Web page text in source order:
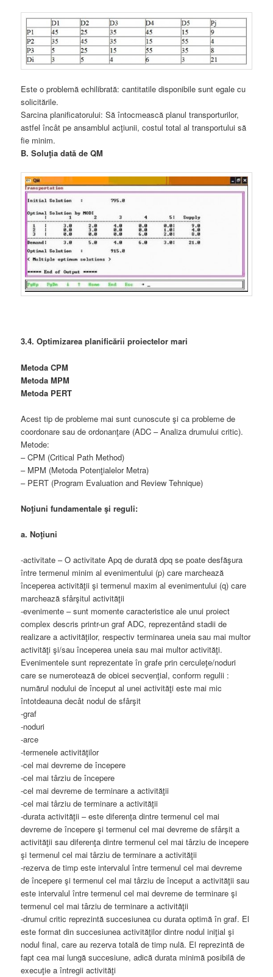
Este o problemă echilibrată: cantitatile disponibile sunt egale cu
solicitările.
Sarcina planificatorului: Să întocmească planul transporturilor,
astfel încât pe ansamblul acţiunii, costul total al transportului să
fie minim.
B. Soluţia dată de QM
3.4. Optimizarea planificării proiectelor mari
Metoda CPM
Metoda MPM
Metoda PERT
Acest tip de probleme mai sunt cunoscute şi ca probleme de
coordonare sau de ordonanţare (ADC – Analiza drumului critic).
Metode:
– CPM (Critical Path Method)
– MPM (Metoda Potenţialelor Metra)
– PERT (Program Evaluation and Review Tehnique)
Noţiuni fundamentale şi reguli:
a. Noţiuni
-activitate – O activitate Apq de durată dpq se poate desfăşura
între termenul minim al evenimentului (p) care marchează
începerea activităţii şi termenul maxim al evenimentului (q) care
marchează sfârşitul activităţii
-evenimente – sunt momente caracteristice ale unui proiect
complex descris printr-un graf ADC, reprezentând stadii de
realizare a activităţilor, respectiv terminarea uneia sau mai multor
activităţi şi/sau începerea uneia sau mai multor activităţi.
Evenimentele sunt reprezentate în grafe prin cerculeţe/noduri
care se numerotează de obicei secvenţial, conform regulii :
numărul nodului de început al unei activităţi este mai mic
întotdeauna decât nodul de sfârşit
-graf
-noduri
-arce
-termenele activităţilor
-cel mai devreme de începere
-cel mai târziu de începere
-cel mai devreme de terminare a activităţii
-cel mai târziu de terminare a activităţii
-durata activităţii – este diferenţa dintre termenul cel mai
devreme de începere şi termenul cel mai devreme de sfârşit a
activităţii sau diferenţa dintre termenul cel mai târziu de incepere
şi termenul cel mai târziu de terminare a activităţii
-rezerva de timp este intervalul între termenul cel mai devreme
de începere şi termenul cel mai târziu de început a activităţii sau
este intervalul între termenul cel mai devreme de terminare şi
termenul cel mai târziu de terminare a activităţii
-drumul critic reprezintă succesiunea cu durata optimă în graf. El
este format din succesiunea activităţilor dintre nodul iniţial şi
nodul final, care au rezerva totală de timp nulă. El reprezintă de
fapt cea mai lungă succesiune, adică durata minimă posibilă de
execuţie a întregii activităţi